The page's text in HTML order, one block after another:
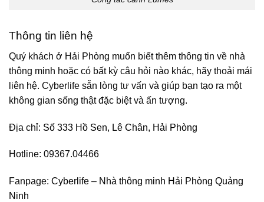
Thông tin liên hệ
Quý khách ở Hải Phòng muốn biết thêm thông tin về nhà
thông minh hoặc có bất kỳ câu hỏi nào khác, hãy thoải mái
liên hệ. Cyberlife sẵn lòng tư vấn và giúp bạn tạo ra một
không gian sống thật đặc biệt và ấn tượng.
Địa chỉ: Số 333 Hồ Sen, Lê Chân, Hải Phòng
Hotline: 09367.04466
Fanpage: Cyberlife – Nhà thông minh Hải Phòng Quảng
Ninh